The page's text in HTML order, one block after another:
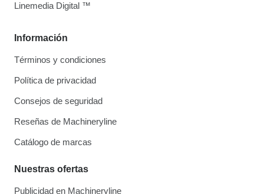
Información
Términos y condiciones
Política de privacidad
Consejos de seguridad
Reseñas de Machineryline
Catálogo de marcas
Nuestras ofertas
Publicidad en Machineryline
Linemedia Digital ™